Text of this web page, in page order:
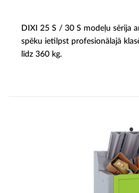
DIXI 25 S / 30 S modeļu sērija
spēku ietilpst profesionālajā
līdz 360 kg.